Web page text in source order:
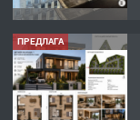
ПРЕДЛАГА